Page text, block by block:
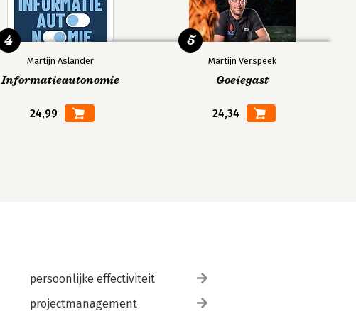
Martijn Aslander
Informatieautonomie
24,99
4
Martijn Verspeek
Goeiegast
24,34
5
persoonlijke effectiviteit
projectmanagement